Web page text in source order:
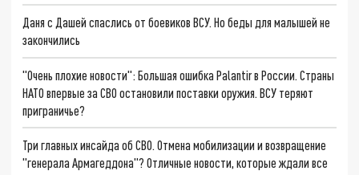
Даня с Дашей спаслись от боевиков ВСУ. Но беды для малышей не
закончились
"Очень плохие новости": Большая ошибка Palantir в России. Страны
НАТО впервые за СВО остановили поставки оружия. ВСУ теряют
приграничье?
Три главных инсайда об СВО. Отмена мобилизации и возвращение
"генерала Армагеддона"? Отличные новости, которые ждали все